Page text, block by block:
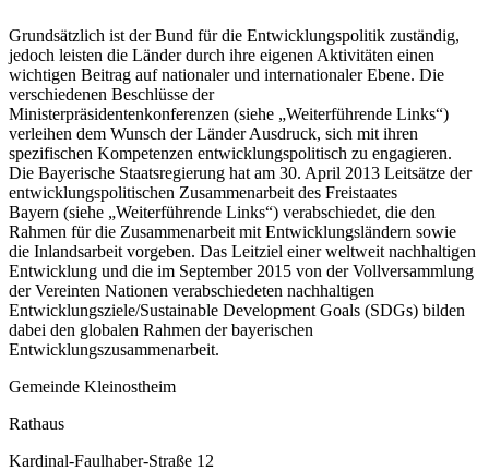
Grundsätzlich ist der Bund für die Entwicklungspolitik zuständig,
jedoch leisten die Länder durch ihre eigenen Aktivitäten einen
wichtigen Beitrag auf nationaler und internationaler Ebene. Die
verschiedenen Beschlüsse der
Ministerpräsidentenkonferenzen (siehe „Weiterführende Links“)
verleihen dem Wunsch der Länder Ausdruck, sich mit ihren
spezifischen Kompetenzen entwicklungspolitisch zu engagieren.
Die Bayerische Staatsregierung hat am 30. April 2013 Leitsätze der
entwicklungspolitischen Zusammenarbeit des Freistaates
Bayern (siehe „Weiterführende Links“) verabschiedet, die den
Rahmen für die Zusammenarbeit mit Entwicklungsländern sowie
die Inlandsarbeit vorgeben. Das Leitziel einer weltweit nachhaltigen
Entwicklung und die im September 2015 von der Vollversammlung
der Vereinten Nationen verabschiedeten nachhaltigen
Entwicklungsziele/Sustainable Development Goals (SDGs) bilden
dabei den globalen Rahmen der bayerischen
Entwicklungszusammenarbeit.
Gemeinde Kleinostheim
Rathaus
Kardinal-Faulhaber-Straße 12